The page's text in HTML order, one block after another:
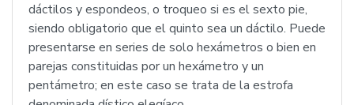
dáctilos y espondeos, o troqueo si es el sexto pie,
siendo obligatorio que el quinto sea un dáctilo. Puede
presentarse en series de solo hexámetros o bien en
parejas constituidas por un hexámetro y un
pentámetro; en este caso se trata de la estrofa